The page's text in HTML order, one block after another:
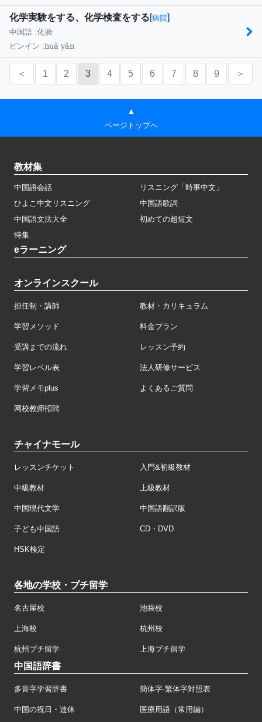
化学実験をする、化学検査をする[病院]
中国語 :化验
ピンイン :huà yàn
＜ 1 2 3 4 5 6 7 8 9 ＞
▲
ページトップへ
教材集
中国語会話
リスニング「時事中文」
ひよこ中文リスニング
中国語歌詞
中国語文法大全
初めての超短文
特集
eラーニング
オンラインスクール
担任制・講師 教材・カリキュラム
学習メソッド 料金プラン
受講までの流れ レッスン予約
学習レベル表 法人研修サービス
学習メモplus よくあるご質問
网校教师招聘
チャイナモール
レッスンチケット 入門&初級教材
中級教材 上級教材
中国現代文学 中国語翻訳版
子ども中国語 CD・DVD
HSK検定
各地の学校・プチ留学
名古屋校 池袋校
上海校 杭州校
杭州プチ留学 上海プチ留学
中国語辞書
多音字学習辞書 簡体字·繁体字対照表
中国の祝日・連休 医療用語（常用編）